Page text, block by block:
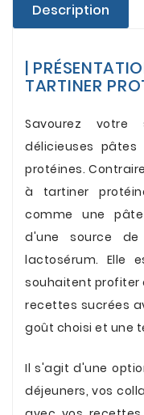
Description
|
TARTINER
Savourez
délicieuses pâtes
protéines.
à tartiner
comme une
d'une source
lactosérum. Elle
souhaitent profiter
recettes sucrées
goût choisi et une
Il s'agit d'une
déjeuners, vos